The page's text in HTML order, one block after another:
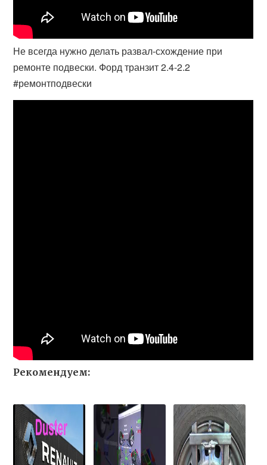
Не всегда нужно делать развал-схождение при
ремонте подвески. Форд транзит 2.4-2.2
#ремонтподвески
Рекомендуем: